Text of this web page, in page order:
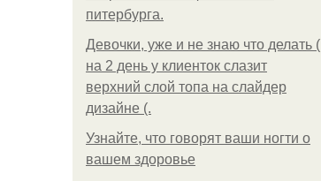
питербурга.
Девочки, уже и не знаю что делать (
на 2 день у клиенток слазит
верхний слой топа на слайдер
дизайне (.
Узнайте, что говорят ваши ногти о
вашем здоровье